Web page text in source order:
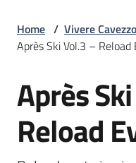
Novità
Servizi
Home / Vivere Cavezzo
Après Ski Vol.3 – Reload
Salta al contenuto
Après
Reload